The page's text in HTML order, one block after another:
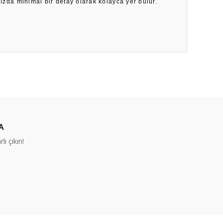
minimal bir detay olarak kolayca yer bulur.
çıkın!